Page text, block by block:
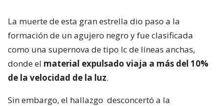
La muerte de esta gran estrella dio paso a la
formación de un agujero negro y fue clasificada
como una supernova de tipo Ic de líneas anchas,
donde el material expulsado viaja a más del 10%
de la velocidad de la luz.
Sin embargo, el hallazgo desconcertó a la